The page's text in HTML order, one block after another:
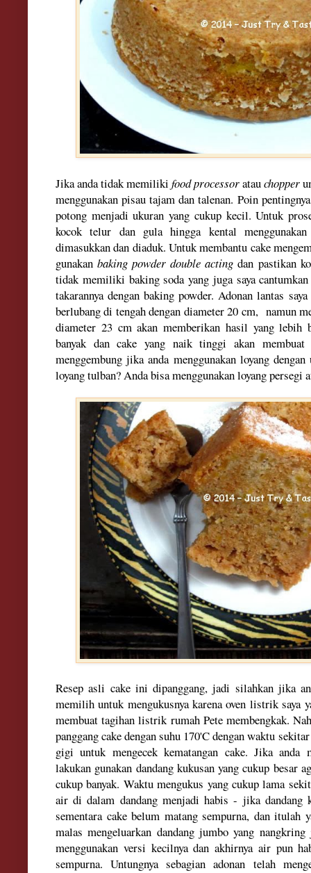
Jika anda tidak memiliki food processoratauchopper
menggunakan pisau tajam dan talenan. Poin penti
potong menjadi ukuranyang cukup kecil.Untuk pr
kocok telur dan gulahingga kental menggunakan
dimasukkan dan diaduk. Untuk membantu cake
gunakanbaking powder double acting dan pastikan
tidak memiliki baking sodayang juga saya cantumkan
takarannya dengan baking powder. Adonan lantas
berlubang di tengah dengan diameter 20 cm, namun
diameter 23 cm akan memberikan hasil yang lebih
banyak dan cake yang naik tinggi akan membuat
menggembung jika anda menggunakan loyang dengan
loyang tulban?Anda bisa menggunakan loyang persegi
Resep asli cake ini dipanggang, jadi silahkan jika a
memilih untuk mengukusnya karenaoven listrik saya
membuat tagihan listrik rumah Pete membengkak.
panggang cake dengan suhu 170'C dengan waktu
gigi untuk mengecekkematangan cake. Jika anda
lakukan gunakan dandang kukusan yang cukup besar
cukup banyak. Waktu mengukus yang cukuplama
air di dalam dandang menjadi habis - jika dandang
sementara cake belum matang sempurna, dan itulah
malas mengeluarkan dandang jumbo yang
menggunakan versi kecilnya dan akhirnya air pun
sempurna. Untungnya sebagianadonan telah